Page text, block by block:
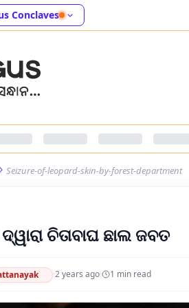
Conclaves
Seizure-of-leopard-skin-by-forest-department
ଚିତାବାଘ ଛାଲ ଜବତ
·2 years ago· 1 min read